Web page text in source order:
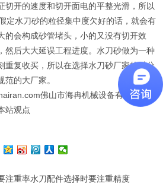
切开的速度和切开面电的平整光滑，所以
定水刀砂的粒径集中度欠好的话，就会有
的会构成砂管堵头，小的又没有切开效
然后大大延误工程进度。水刀砂做为一种
重复收买，所以在选择水刀砂厂家的时分
的大厂家。
佛山市海冉机械设备有限公司整
站观点
注重率水刀配件选择时要注重精度